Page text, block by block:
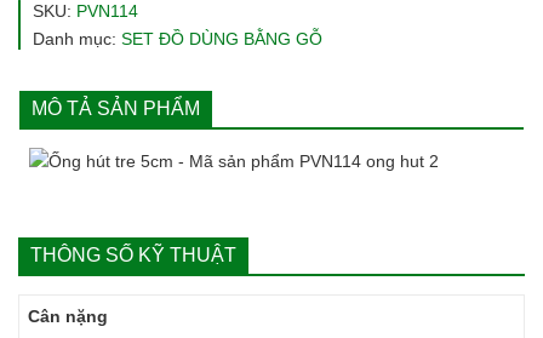
SKU: PVN114
Danh mục: SET ĐỒ DÙNG BẰNG GỖ
MÔ TẢ SẢN PHẨM
THÔNG SỐ KỸ THUẬT
Cân nặng